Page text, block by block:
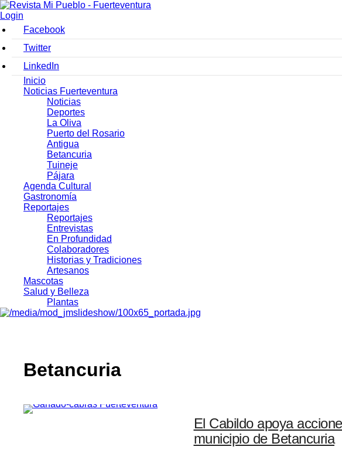
Login
Facebook
Twitter
LinkedIn
Inicio
Noticias Fuerteventura
Noticias
Deportes
La Oliva
Puerto del Rosario
Antigua
Betancuria
Tuineje
Pájara
Agenda Cultural
Gastronomía
Reportajes
Reportajes
Entrevistas
En Profundidad
Colaboradores
Historias y Tradiciones
Artesanos
Mascotas
Salud y Belleza
Plantas
Betancuria
El Cabildo apoya
municipio de Betancuria